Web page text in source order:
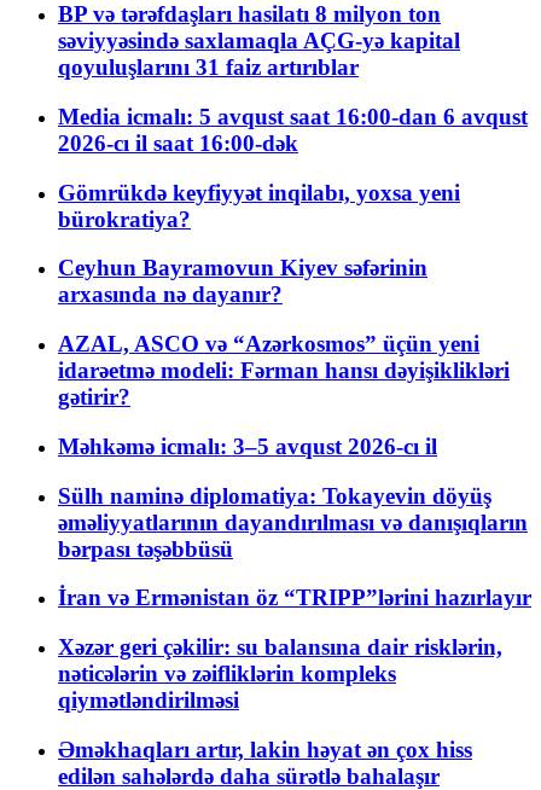
BP və tərəfdaşları hasilatı 8 milyon ton
səviyyəsində saxlamaqla AÇG-yə kapital
qoyuluşlarını 31 faiz artırıblar
Media icmalı: 5 avqust saat 16:00-dan 6 avqust
2026-cı il saat 16:00-dək
Gömrükdə keyfiyyət inqilabı, yoxsa yeni
bürokratiya?
Ceyhun Bayramovun Kiyev səfərinin
arxasında nə dayanır?
AZAL, ASCO və “Azərkosmos” üçün yeni
idarəetmə modeli: Fərman hansı dəyişiklikləri
gətirir?
Məhkəmə icmalı: 3–5 avqust 2026-cı il
Sülh naminə diplomatiya: Tokayevin döyüş
əməliyyatlarının dayandırılması və danışıqların
bərpası təşəbbüsü
İran və Ermənistan öz “TRIPP”lərini hazırlayır
Xəzər geri çəkilir: su balansına dair risklərin,
nəticələrin və zəifliklərin kompleks
qiymətləndirilməsi
Əməkhaqları artır, lakin həyat ən çox hiss
edilən sahələrdə daha sürətlə bahalaşır